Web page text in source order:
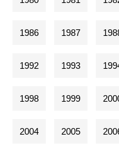
1986 1987
1992 1993
1998 1999
2004 2005